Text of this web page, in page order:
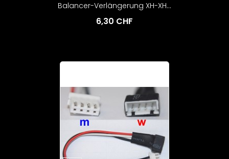
Balancer-Verlängerung XH-XH...
6,30 CHF